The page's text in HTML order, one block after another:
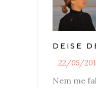
DEISE
22/05/
Nem me